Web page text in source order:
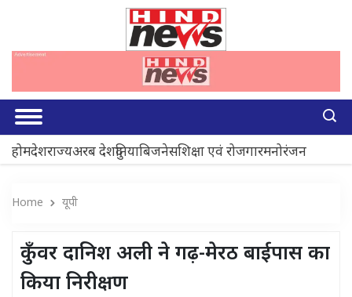
होमदेशराज्यअरब देशदुनियाबिजनेसशिक्षा एवं रोजगारमनोरंजन
Home यूपी
कुँवर दानिश अली ने गढ़-मेरठ बाईपास का
किया निरीक्षण